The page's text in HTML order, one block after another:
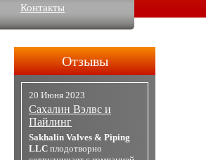
Контакты
Отзывы
20 Июня 2023
Сахалин Вэлвс и
Пайлинг
Sakhalin Valves & Piping
LLC плодотворно